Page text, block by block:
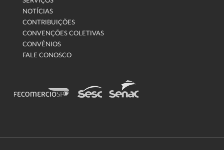
NOTÍCIAS
CONTRIBUIÇÕES
CONVENÇÕES COLETIVAS
CONVÊNIOS
FALE CONOSCO